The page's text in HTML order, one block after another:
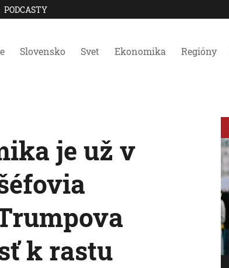
PODCASTY
Slovensko Svet Ekonomika Regióny
je už v
k rastu